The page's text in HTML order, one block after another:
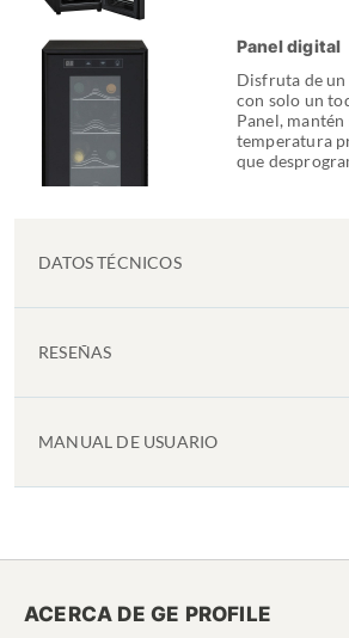
Panel digital
Disfruta de
con solo un
Panel,
temperatura
que
DATOS TÉCNICOS
RESEÑAS
MANUAL DE USUARIO
ACERCA DE GE PROFILE